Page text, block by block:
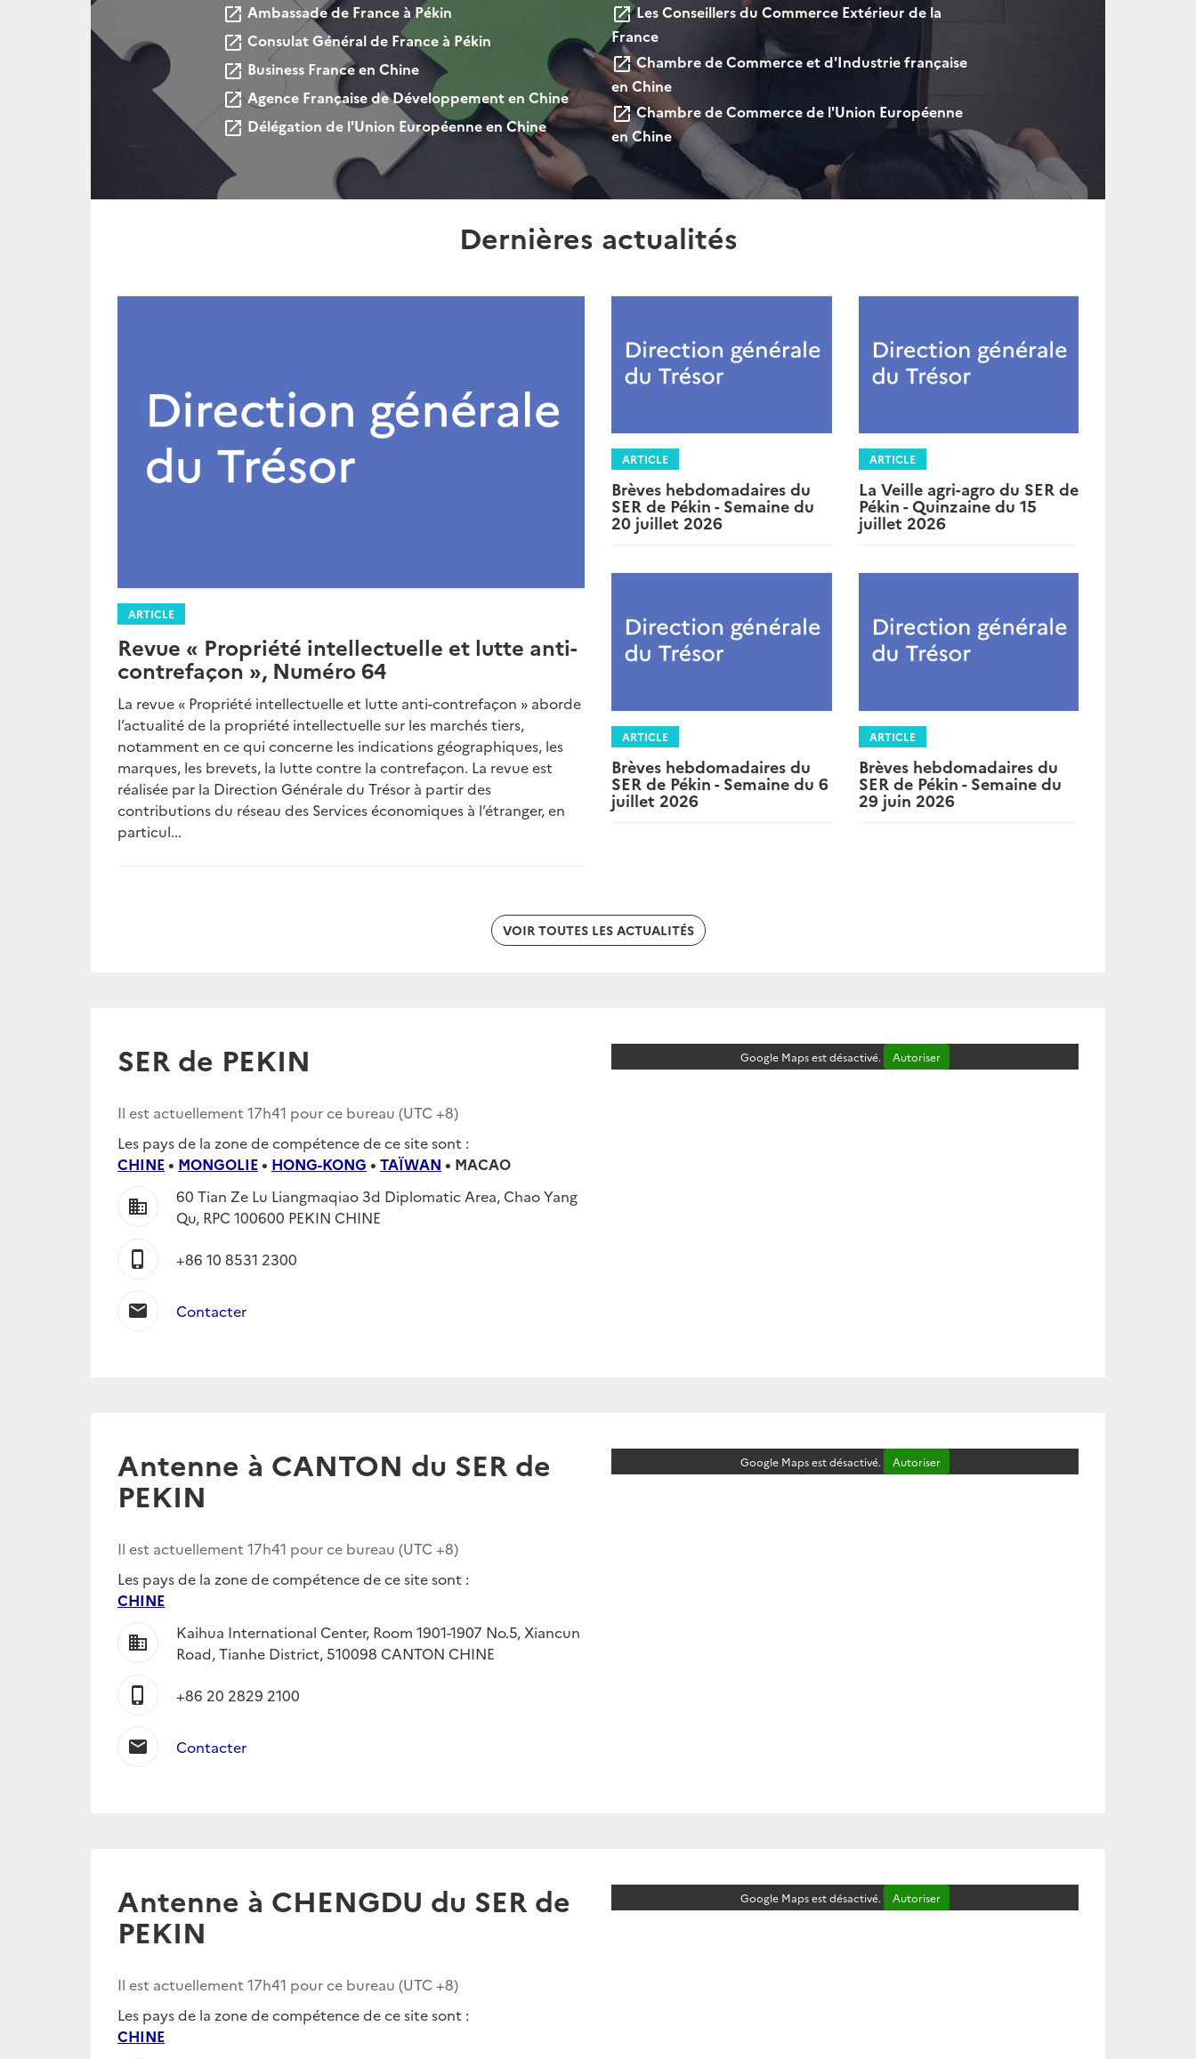
launch Ambassade de France à Pékin
launch Consulat Général de France à Pékin
launch Business France en Chine
launchAgence Française de Développement en Chine
launch Délégation de l'Union Européenne en Chine
launchLes Conseillers du Commerce Extérieur de la
France
launchChambre de Commerce et d'Industrie française
en Chine
launchChambre de Commerce de l'Union Européenne
en Chine
Dernières actualités
ARTICLE
Revue « Propriété intellectuelle et lutte anti-
contrefaçon », Numéro 64
La revue « Propriété intellectuelle et lutte anti-contrefaçon » aborde
l’actualité de la propriété intellectuelle sur les marchés tiers,
notamment en ce qui concerne les indications géographiques, les
marques, les brevets, la lutte contre la contrefaçon. La revue est
réalisée par la Direction Générale du Trésor à partir des
contributions du réseau des Services économiques à l’étranger, en
particul...
ARTICLE
Brèves hebdomadaires du
SER de Pékin - Semaine du
20 juillet 2026
ARTICLE
La Veille agri-agro du SER de
Pékin - Quinzaine du 15
juillet 2026
ARTICLE
Brèves hebdomadaires du
SER de Pékin - Semaine du 6
juillet 2026
ARTICLE
Brèves hebdomadaires du
SER de Pékin - Semaine du
29 juin 2026
VOIR TOUTES LES ACTUALITÉS
SER de PEKIN
Il est actuellement 17h41 pour ce bureau (UTC +8)
Les pays de la zone de compétence de ce site sont :
CHINE• MONGOLIE• HONG-KONG • TAÏWAN • MACAO
business
60 Tian Ze Lu Liangmaqiao 3d Diplomatic Area, Chao Yang
Qu, RPC 100600 PEKIN CHINE
phone_iphone +86 10 8531 2300
mail Contacter
Google Maps est désactivé. Autoriser
Antenne à CANTON du SER de
PEKIN
Il est actuellement 17h41 pour ce bureau (UTC +8)
Les pays de la zone de compétence de ce site sont :
CHINE
business
Kaihua International Center, Room 1901-1907 No.5, Xiancun
Road, Tianhe District, 510098 CANTON CHINE
phone_iphone +86 20 2829 2100
mail Contacter
Google Maps est désactivé. Autoriser
Antenne à CHENGDU du SER de
PEKIN
Il est actuellement 17h41 pour ce bureau (UTC +8)
Les pays de la zone de compétence de ce site sont :
CHINE
Google Maps est désactivé. Autoriser